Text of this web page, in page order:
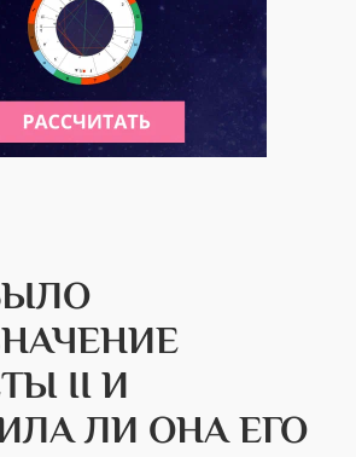
II И
ЛИ ОНА ЕГО